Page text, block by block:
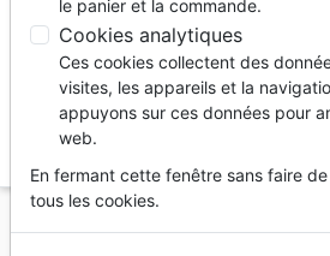
Accueil Livres
Doctrine
le panier et la commande.
Cookies analytiques
Ces cookies collectent des
visites, les appareils et la
appuyons sur ces données pour
web.
En fermant cette fenêtre sans faire
tous les cookies.